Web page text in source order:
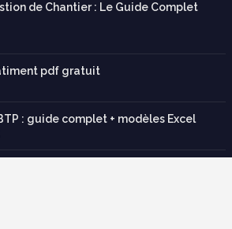
de Chantier : Le Guide Complet
pdf gratuit
: guide complet + modèles Excel